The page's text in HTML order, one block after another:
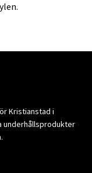
Kristianstad i
underhållsprodukter